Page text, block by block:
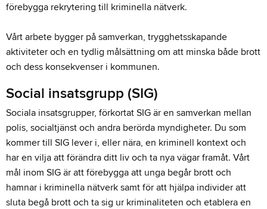
förebygga rekrytering till kriminella nätverk.
Vårt arbete bygger på samverkan, trygghetsskapande
aktiviteter och en tydlig målsättning om att minska både brott
och dess konsekvenser i kommunen.
Social insatsgrupp (SIG)
Sociala insatsgrupper, förkortat SIG är en samverkan mellan
polis, socialtjänst och andra berörda myndigheter. Du som
kommer till SIG lever i, eller nära, en kriminell kontext och
har en vilja att förändra ditt liv och ta nya vägar framåt. Vårt
mål inom SIG är att förebygga att unga begår brott och
hamnar i kriminella nätverk samt för att hjälpa individer att
sluta begå brott och ta sig ur kriminaliteten och etablera en